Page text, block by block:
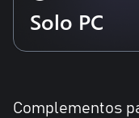
Solo PC
Complementos